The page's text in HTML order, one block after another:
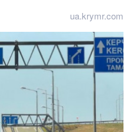
ua.krymr.com